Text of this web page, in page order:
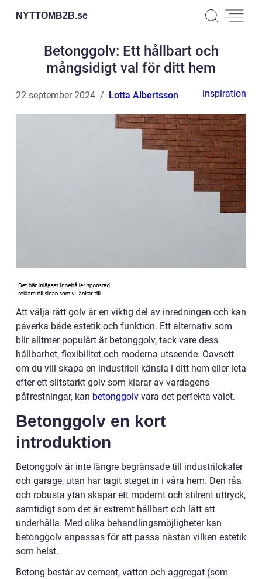
NYTTOMB2B.se
Betonggolv: Ett hållbart och
mångsidigt val för ditt hem
22 september 2024 Lotta Albertsson inspiration
Att välja rätt golv är en viktig del av inredningen och kan
påverka både estetik och funktion. Ett alternativ som
blir alltmer populärt är betonggolv, tack vare dess
hållbarhet, flexibilitet och moderna utseende. Oavsett
om du vill skapa en industriell känsla i ditt hem eller leta
efter ett slitstarkt golv som klarar av vardagens
påfrestningar, kan betonggolv vara det perfekta valet.
Betonggolv en kort
introduktion
Betonggolv är inte längre begränsade till industrilokaler
och garage, utan har tagit steget in i våra hem. Den råa
och robusta ytan skapar ett modernt och stilrent uttryck,
samtidigt som det är extremt hållbart och lätt att
underhålla. Med olika behandlingsmöjligheter kan
betonggolv anpassas för att passa nästan vilken estetik
som helst.
Betong består av cement, vatten och aggregat (som